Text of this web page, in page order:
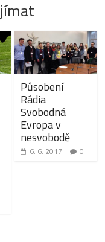
Působení
Rádia
Svobodná
Evropa v
nesvobodě
6. 6. 2017 0